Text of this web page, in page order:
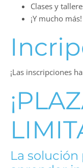
Clases y
¡Y mucho más!
¡Las inscripciones
La